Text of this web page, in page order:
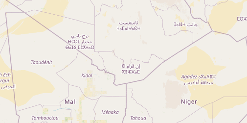
sur
sur
sur
5
camping
Notre réseau
Nos campings
Espace revendeur